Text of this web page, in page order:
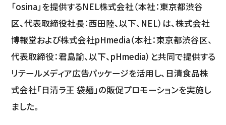
「osina」を提供するNEL株式会社（本社：東京都渋谷
区、代表取締役社長：西田陸、以下、NEL）は、株式会社
博報堂および株式会社pHmedia（本社：東京都渋谷区、
代表取締役：君島諭、以下、pHmedia）と共同で提供する
リテールメディア広告パッケージを活用し、日清食品株
式会社「日清ラ王 袋麺」の販促プロモーションを実施し
ました。